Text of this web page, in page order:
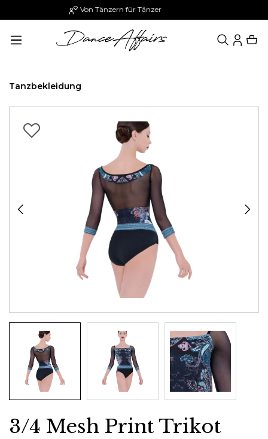
Paypal: 30 Tage später zahlen
Tanzbekleidung
3/4 Mesh Print Trikot